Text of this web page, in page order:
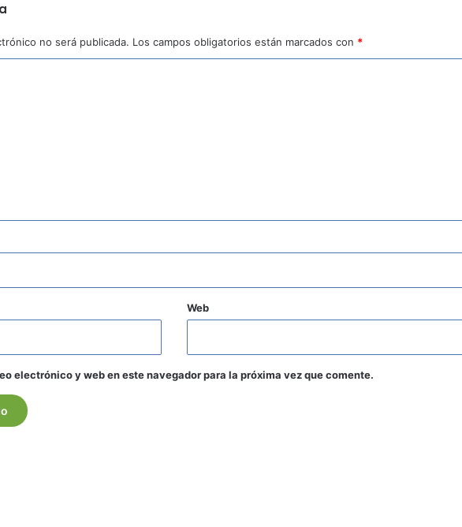
no será publicada. Los campos obligatorios están marcados con *
Web
electrónico y web en este navegador para la próxima vez que comente.